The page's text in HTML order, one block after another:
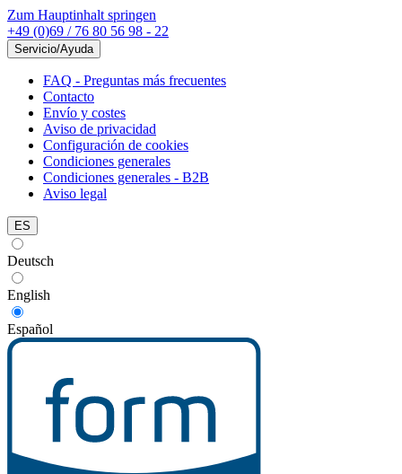
Zum Hauptinhalt springen
+49 (0)69 / 76 80 56 98 - 22
Servicio/Ayuda
FAQ - Preguntas más frecuentes
Contacto
Envío y costes
Aviso de privacidad
Configuración de cookies
Condiciones generales
Condiciones generales - B2B
Aviso legal
ES
Deutsch
English
Español